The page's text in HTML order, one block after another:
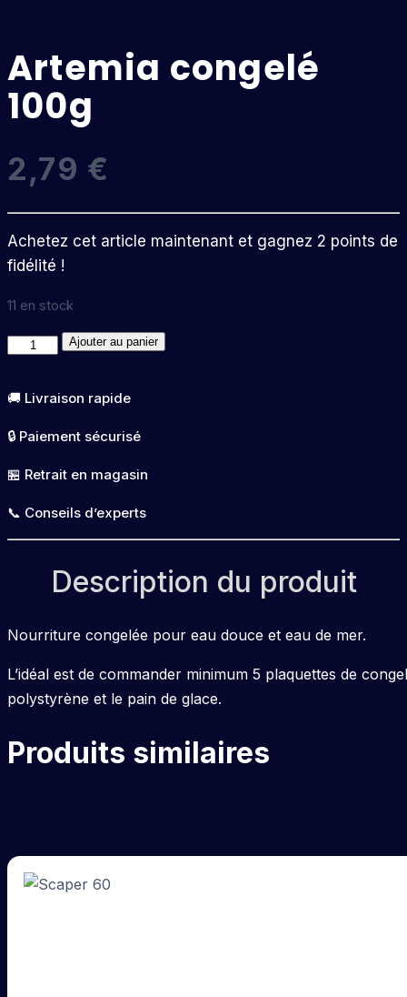
Artemia congelé
100g
2,79 €
Achetez cet article maintenant et gagnez 2 points de
fidélité !
11 en stock
quantité
Artemia
100g
Ajouter au panier
🚚 Livraison rapide
🔒 Paiement sécurisé
🏪 Retrait en magasin
📞 Conseils d’experts
Description du produit
Nourriture congelée pour eau douce et eau de mer.
L’idéal est de commander minimum 5 plaquettes de
polystyrène et le pain de glace.
Produits similaires